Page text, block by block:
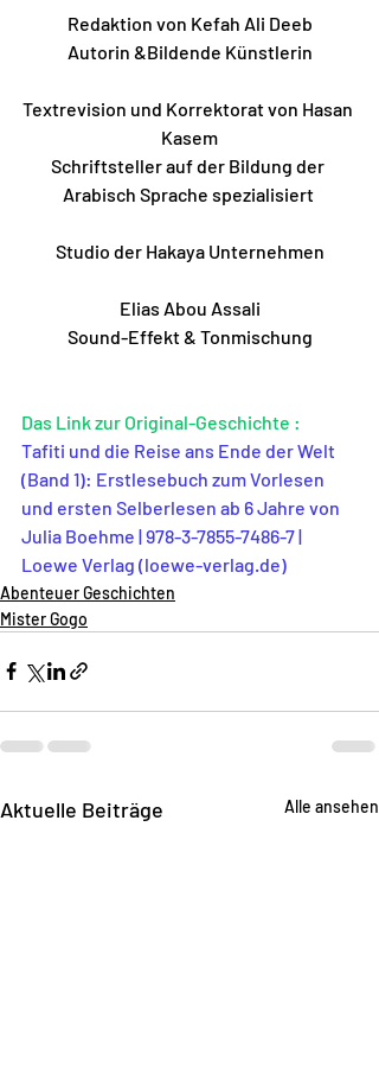
Redaktion von Kefah Ali Deeb
Autorin &Bildende Künstlerin
Textrevision und Korrektorat von Hasan
Kasem
Schriftsteller auf der Bildung der
Arabisch Sprache spezialisiert
Studio der Hakaya Unternehmen
Elias Abou Assali
Sound-Effekt & Tonmischung
Das Link zur Original-Geschichte :
Tafiti und die Reise ans Ende der Welt
(Band 1): Erstlesebuch zum Vorlesen
und ersten Selberlesen ab 6 Jahre von
Julia Boehme | 978-3-7855-7486-7 |
Loewe Verlag (loewe-verlag.de)
Abenteuer Geschichten
Mister Gogo
Aktuelle Beiträge Alle ansehen